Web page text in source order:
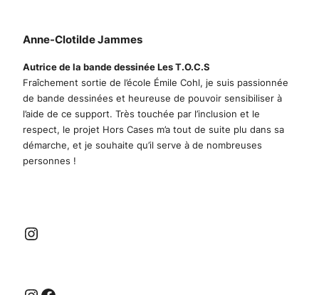
Anne-Clotilde Jammes
Autrice de la bande dessinée Les T.O.C.S
Fraîchement sortie de l’école Émile Cohl, je suis passionnée
de bande dessinées et heureuse de pouvoir sensibiliser à
l’aide de ce support. Très touchée par l’inclusion et le
respect, le projet Hors Cases m’a tout de suite plu dans sa
démarche, et je souhaite qu’il serve à de nombreuses
personnes !
Instagram